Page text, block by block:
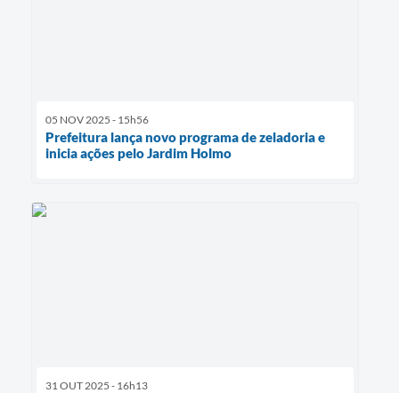
05 NOV 2025 - 15h56
Prefeitura lança novo programa de zeladoria e
inicia ações pelo Jardim Holmo
31 OUT 2025 - 16h13